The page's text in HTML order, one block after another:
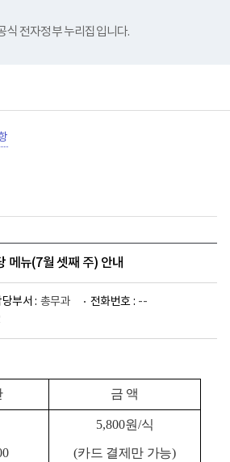
식 전자정부 누리집입니다.
검
메뉴(7월 셋째 주) 안내
당부서 : 총무과 전화번호 : --
금 액
5,800원/식
(카드 결제만 가능)